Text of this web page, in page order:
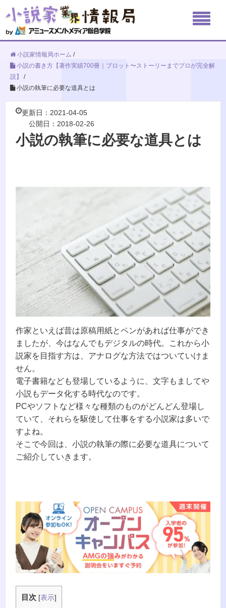
小説家情報局ホーム /
小説の書き方【著作実績700冊｜プロット〜ストーリーまでプロが完全解
説】
/
小説の執筆に必要な道具とは
更新日：2021-04-05
公開日：2018-02-26
小説の執筆に必要な道具とは
作家といえば昔は原稿用紙とペンがあれば仕事ができ
ましたが、今はなんでもデジタルの時代。これから小
説家を目指す方は、アナログな方法ではついていけま
せん。
電子書籍なども登場しているように、文字もましてや
小説もデータ化する時代なのです。
PCやソフトなど様々な種類のものがどんどん登場し
ていて、それらを駆使して仕事をする小説家は多いで
すよね。
そこで今回は、小説の執筆の際に必要な道具について
ご紹介していきます。
目次 [表示]